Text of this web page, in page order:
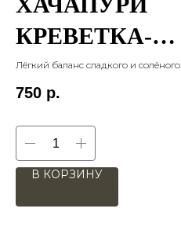
КРЕВЕТКА-
АНАНАС
Лёгкий баланс сладкого и солёного
соус на тонкой основе. 365 гр
750 р.
В КОРЗИНУ